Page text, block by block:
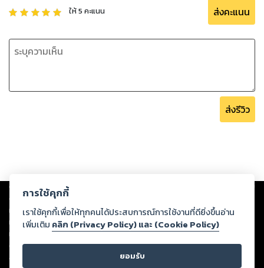
ให้5 คะแนน ส่งคะแนน
ส่งรีวิว
Copyright © 2026
ต่อผลงานหรือเนื้อหาใดที่อัปโหลดผ่านเว็บไซต์และปรากฏว่าละเมิดสิทธิใน
ทรัพย์สินทางปัญญาของบุคคลอื่นหรือขัดต่อกฎหมายและศีลธรรม ดังนั้น ผู้อ่าน
ทุกท่านโปรดใช้วิจารณญาณในการกลั่นกรองด้วยตนเอง และหากท่านพบว่าส่วน
หนึ่งส่วนใดขัดต่อกฎหมายและศีลธรรม กรุณาแจ้งมายังบริษัท เพื่อทีมงานจะได้
ดำเนินการในทันที ทั้งนี้ ทางสตอรี่ล็อกขอสงวนลิขสิทธิ์ตามพระราชบัญญัติ
ลิขสิทธิ์ พ.ศ. 2537 (ฉบับล่าสุด)
การใช้คุกกี้
เราใช้คุกกี้เพื่อให้ทุกคนได้ประสบการณ์การใช้งานที่ดียิ่งขึ้นอ่าน
เพิ่มเติม คลิก (Privacy Policy) และ (Cookie Policy)
ยอมรับ